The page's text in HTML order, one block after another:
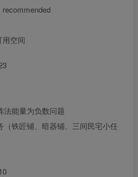
用空间
法能量为负数问题
（铁匠铺、暗器铺、三间民宅小任